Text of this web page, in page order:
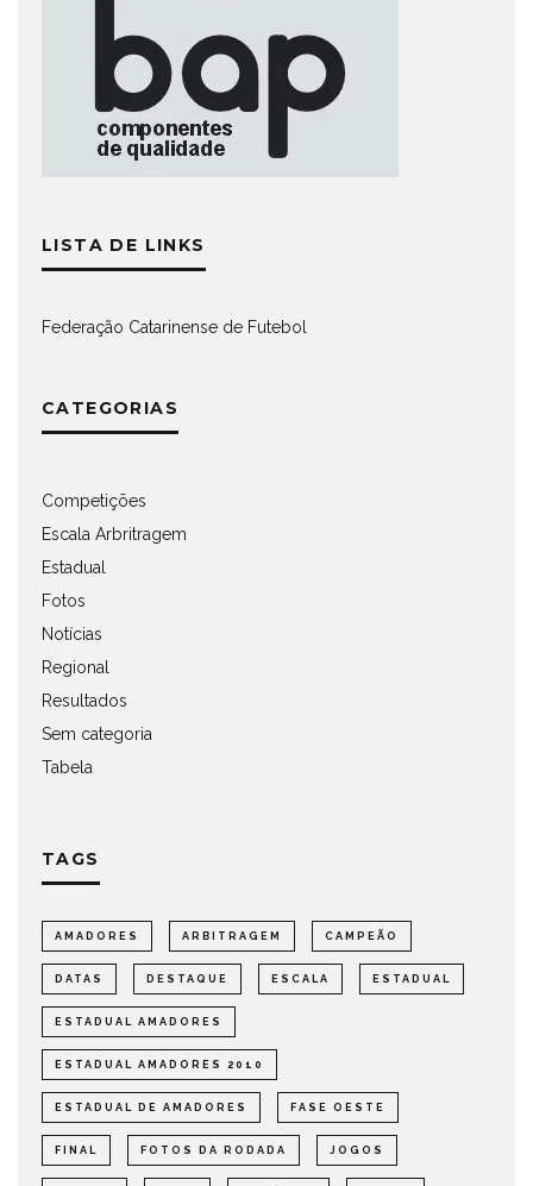
LISTA DE LINKS
Federação Catarinense de Futebol
CATEGORIAS
Competições
Escala Arbritragem
Estadual
Fotos
Notícias
Regional
Resultados
Sem categoria
Tabela
TAGS
AMADORES ARBITRAGEM CAMPEÃO
DATAS DESTAQUE ESCALA ESTADUAL
ESTADUAL AMADORES
ESTADUAL AMADORES 2010
ESTADUAL DE AMADORES FASE OESTE
FINAL FOTOS DA RODADA JOGOS